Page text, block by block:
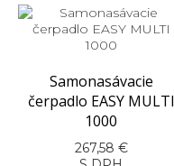
Samonasávacie
čerpadlo EASY MULTI
1000
267,58 €